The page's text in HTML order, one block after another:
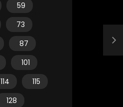
59
73
87
101
114
115
128